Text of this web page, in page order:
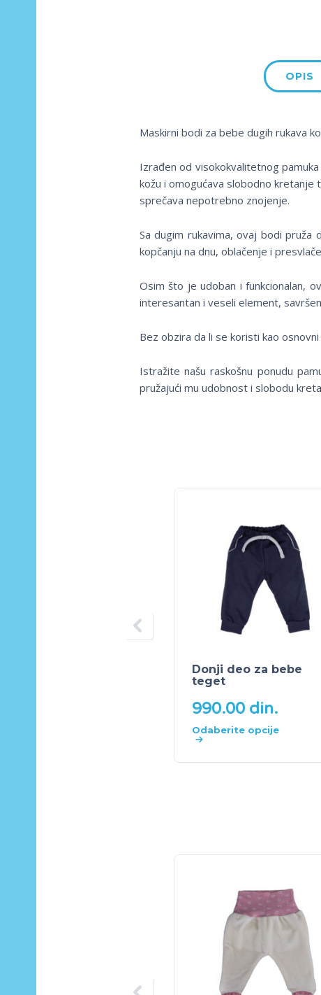
OPIS
Maskirni bodi za bebe dugih rukava
Izrađen od visokokvalitetnog
kožu i omogućava slobodno kretanje
sprečava nepotrebno znojenje.
Sa dugim rukavima, ovaj bodi
kopčanju na dnu, oblačenje i
Osim što je udoban i funkcionalan,
interesantan i veseli element,
Bez obzira da li se koristi kao
Istražite našu raskošnu ponudu
pružajući mu udobnost i slobodu
Donji deo za bebe
teget
990.00 din.
Odaberite opcije